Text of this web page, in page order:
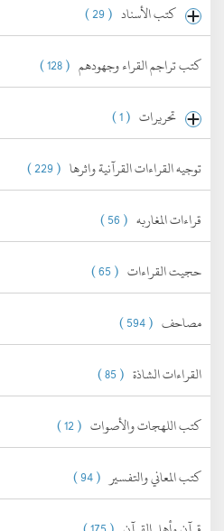
كتب الأسناد ( 29 )
كتب تراجم القراء وجهودهم ( 128 )
تحريرات ( 1 )
توجيه القراءات القرآنية واثرها ( 229 )
قراءات المغاربه ( 56 )
حجيت القراءات ( 65 )
مصاحف ( 594 )
القراءات الشاذة ( 85 )
كتب اللهجات والأصوات ( 12 )
كتب المعاني والتفسير ( 94 )